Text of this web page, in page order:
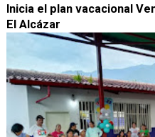
Inicia el plan vacacional
El Alcázar